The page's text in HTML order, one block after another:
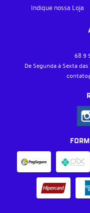
Indique nossa Loja
68 9
De Segunda à Sexta